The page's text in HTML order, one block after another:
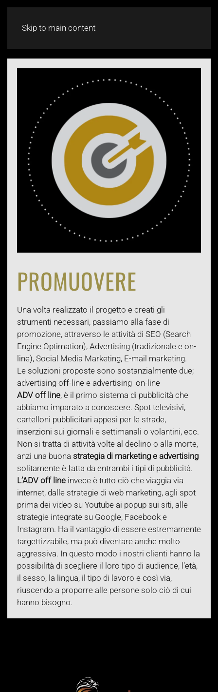
Skip to main content
PROMUOVERE
Una volta realizzato il progetto e creati gli
strumenti necessari, passiamo alla fase di
promozione, attraverso le attività di SEO (Search
Engine Optimation), Advertising (tradizionale e on-
line), Social Media Marketing, E-mail marketing.
Le soluzioni proposte sono sostanzialmente due;
advertising off-line e advertising on-line
ADV off line, è il primo sistema di pubblicità che
abbiamo imparato a conoscere. Spot televisivi,
cartelloni pubblicitari appesi per le strade,
inserzioni sui giornali e settimanali o volantini, ecc.
Non si tratta di attività volte al declino o alla morte,
anzi una buona strategia di marketing e advertising
solitamente è fatta da entrambi i tipi di pubblicità.
L’ADV off line invece è tutto ciò che viaggia via
internet, dalle strategie di web marketing, agli spot
prima dei video su Youtube ai popup sui siti, alle
strategie integrate su Google, Facebook e
Instagram. Ha il vantaggio di essere estremamente
targettizzabile, ma può diventare anche molto
aggressiva. In questo modo i nostri clienti hanno la
possibilità di scegliere il loro tipo di audience, l’età,
il sesso, la lingua, il tipo di lavoro e così via,
riuscendo a proporre alle persone solo ciò di cui
hanno bisogno.